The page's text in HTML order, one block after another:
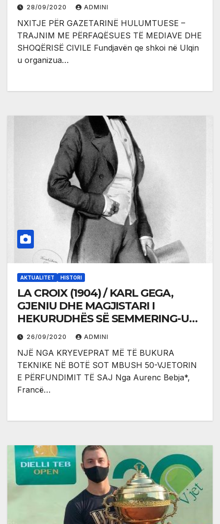
28/09/2020 ADMINI
NXITJE PËR GAZETARINË HULUMTUESE –
TRAJNIM ME PËRFAQËSUES TË MEDIAVE DHE
SHOQËRISË CIVILE Fundjavën qe shkoi në Ulqin
u organizua…
AKTUALITET HISTORI
LA CROIX (1904) / KARL GEGA,
GJENIU DHE MAGJISTARI I
HEKURUDHËS SË SEMMERING-UT,
NJË NGA KRYEVEPRAT MË TË
BUKURA TEKNIKE NË BOTË
26/09/2020 ADMINI
NJË NGA KRYEVEPRAT MË TË BUKURA
TEKNIKE NË BOTË SOT MBUSH 50-VJETORIN
E PËRFUNDIMIT TË SAJ Nga Aurenc Bebja*,
Francë…